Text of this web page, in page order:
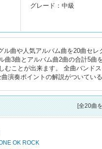
グレード：中級
曲や人気アルバム曲を20曲セレ
曲3曲とアルバム曲2曲の合計5曲
むことが出来ます。 全曲バンド
演奏ポイントの解説がついてい
[全20曲
OK ROCK